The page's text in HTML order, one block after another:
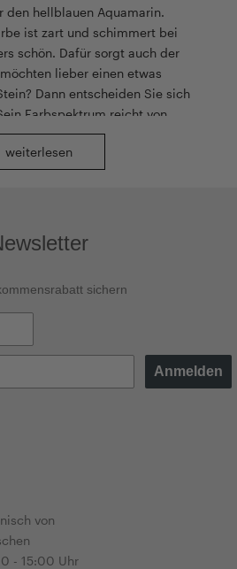
den hellblauen Aquamarin.
ist zart und schimmert bei
schön. Dafür sorgt auch der
lieber einen etwas
Dann entscheiden Sie sich
Farbspektrum reicht von
bis hin zu einem satten
Stein im Gelbgold Ring soll
sein? Dann ist der Saphir die
Abbau und sind
edel und hochwertig. Zu
machen Sie mit einem
garantiert das perfekte
blauem Stein in Gold ist als
beliebt.
verschiedenen Legierungen
750. Die Zahl gibt den
in der Legierung an. Der
Gold ist somit am
weiterlesen
sichern
Anmelden
von
- 15:00 Uhr